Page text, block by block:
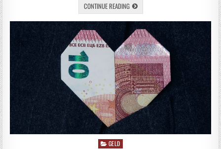
CONTINUE READING
Posted
GELD